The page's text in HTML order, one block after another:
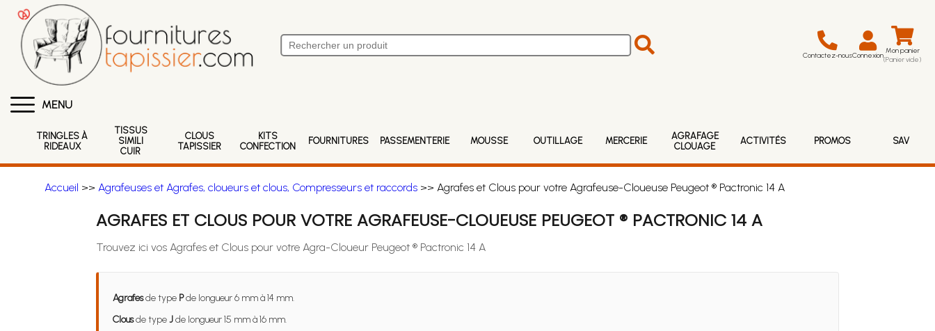
Contactez-nousConnexion Mon panier
(Panier vide)
MENU
TRINGLES À
RIDEAUX
TISSUS
SIMILI
CUIR
CLOUS
TAPISSIER
KITS
CONFECTION
FOURNITURES PASSEMENTERIE MOUSSE OUTILLAGE MERCERIE
AGRAFAGE
CLOUAGE
ACTIVITÉS PROMOS SAV
Accueil >> Agrafeuses et Agrafes, cloueurs et clous, Compresseurs et raccords>> Agrafes et Clous pour votre Agrafeuse-Cloueuse Peugeot ® Pactronic 14 A
AGRAFES ET CLOUS POUR VOTRE AGRAFEUSE-CLOUEUSE PEUGEOT ® PACTRONIC 14 A
Trouvez ici vos Agrafes et Clous pour votre Agra-Cloueur Peugeot ® Pactronic 14 A
Agrafesde type Pde longueur 6 mm à 14 mm.
Clousde typeJde longueur 15 mm à 16 mm.